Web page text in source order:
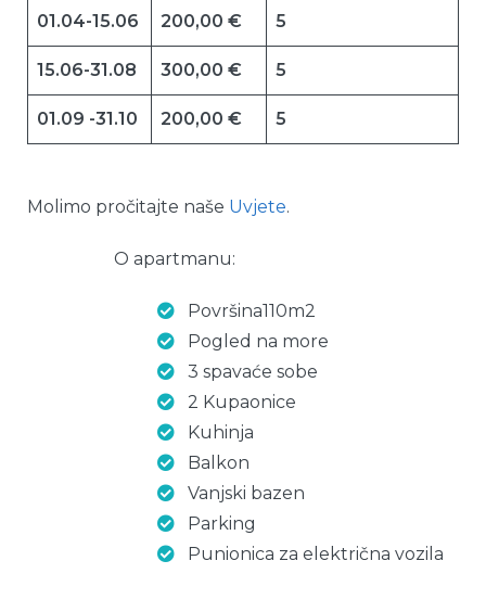
01.04-15.06 200,00 € 5
15.06-31.08 300,00 € 5
01.09 -31.10 200,00 € 5
Molimo pročitajte naše Uvjete.
O apartmanu:
Površina110m2
Pogled na more
3 spavaće sobe
2 Kupaonice
Kuhinja
Balkon
Vanjski bazen
Parking
Punionica za električna vozila